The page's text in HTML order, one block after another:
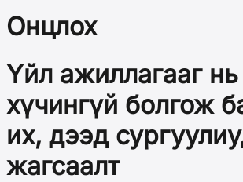
Онцлох
Үйл ажиллагааг нь
хүчингүй болгож
их, дээд
жагсаалт